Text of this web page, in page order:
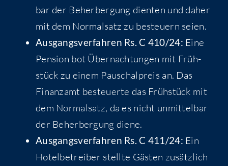
bar der Beher­ber­gung dien­ten und daher
mit dem Nor­mal­satz zu besteu­ern seien.
Aus­gangs­ver­fah­ren Rs. C 410/24: Eine
Pen­si­on bot Über­nach­tun­gen mit Früh­
stück zu einem Pau­schal­preis an. Das
Finanz­amt besteu­er­te das Früh­stück mit
dem Nor­mal­satz, da es nicht unmit­tel­bar
der Beher­ber­gung diene.
Aus­gangs­ver­fah­ren Rs. C 411/24: Ein
Hotel­be­trei­ber stell­te Gäs­ten zusätz­lich